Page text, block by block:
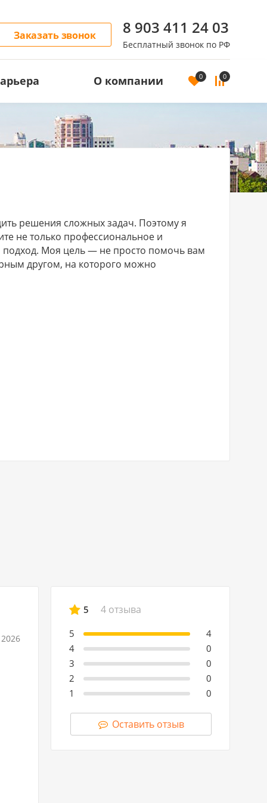
Заказать звонок 8 903 411 24 03
Бесплатный звонок по РФ
О компании 0 0
решения сложных задач. Поэтому я
не только профессиональное и
Моя цель — не просто помочь вам
другом, на которого можно
5 4 отзыва
5
4
4
0
3
0
2
0
1
0
Оставить отзыв